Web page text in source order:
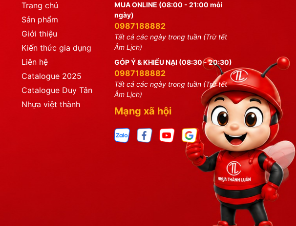
Trang chủ
Sản phẩm
Giới thiệu
Kiến thức gia dụng
Liên hệ
Catalogue 2025
Catalogue Duy Tân
Nhựa việt thành
MUA ONLINE (08:00 - 21:00 mỗi
ngày)
0987188882
Tất cả các ngày trong tuần (Trừ tết
Âm Lịch)
GÓP Ý & KHIẾU NẠI (08:30 - 20:30)
0987188882
Tất cả các ngày trong tuần (Trừ tết
Âm Lịch)
Mạng xã hội